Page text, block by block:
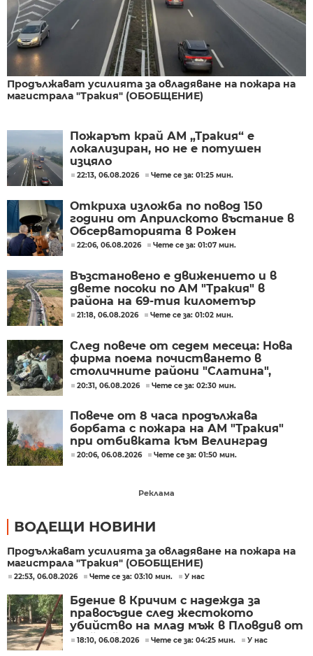
Продължават усилията за овладяване на пожара на
магистрала "Тракия" (ОБОБЩЕНИЕ)
Пожарът край АМ „Тракия“ е
локализиран, но не е потушен
изцяло
22:13, 06.08.2026 Чете се за: 01:25 мин.
Откриха изложба по повод 150
години от Априлското въстание в
Обсерваторията в Рожен
22:06, 06.08.2026 Чете се за: 01:07 мин.
Възстановено е движението и в
двете посоки по АМ "Тракия" в
района на 69-тия километър
21:18, 06.08.2026 Чете се за: 01:02 мин.
След повече от седем месеца: Нова
фирма поема почистването в
столичните райони "Слатина",
"Подуяне" и "Изгрев"
20:31, 06.08.2026 Чете се за: 02:30 мин.
Повече от 8 часа продължава
борбата с пожара на АМ "Тракия"
при отбивката към Велинград
20:06, 06.08.2026 Чете се за: 01:50 мин.
Реклама
ВОДЕЩИ НОВИНИ
Продължават усилията за овладяване на пожара на
магистрала "Тракия" (ОБОБЩЕНИЕ)
22:53, 06.08.2026 Чете се за: 03:10 мин. У нас
Бдение в Кричим с надежда за
правосъдие след жестокото
убийство на млад мъж в Пловдив от
тийнейджъри
18:10, 06.08.2026 Чете се за: 04:25 мин. У нас